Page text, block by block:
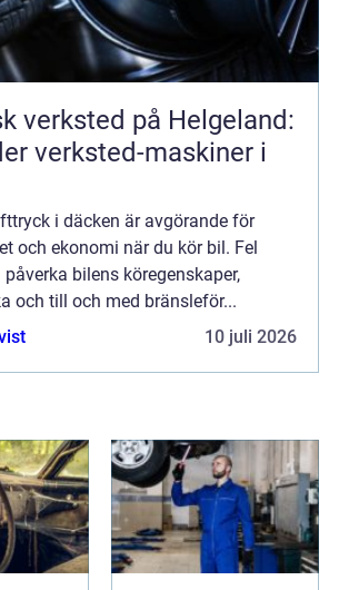
verksted på Helgeland:
verksted-maskiner i
i däcken är avgörande för
och ekonomi när du kör bil. Fel
påverka bilens köregenskaper,
och till och med bränsleför...
10 juli 2026